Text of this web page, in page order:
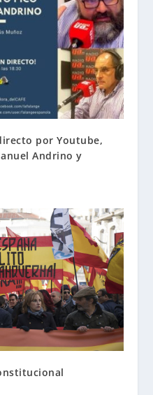
por Youtube,
Andrino y